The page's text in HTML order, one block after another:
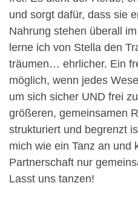
und sorgt dafür, dass sie
Nahrung stehen überall
lerne ich von Stella den
träumen… ehrlicher. Ein
möglich, wenn jedes
um sich sicher UND frei
größeren, gemeinsamen
strukturiert und begrenzt
mich wie ein Tanz an und
Partnerschaft nur
Lasst uns tanzen!